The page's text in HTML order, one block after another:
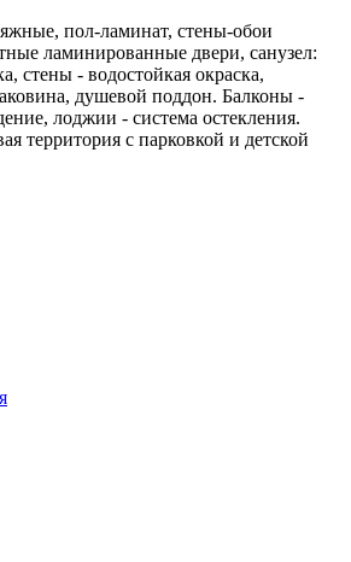
пол-ламинат, стены-обои
ламинированные двери, санузел:
стены - водостойкая окраска,
душевой поддон. Балконы -
лоджии - система остекления.
территория с парковкой и детской